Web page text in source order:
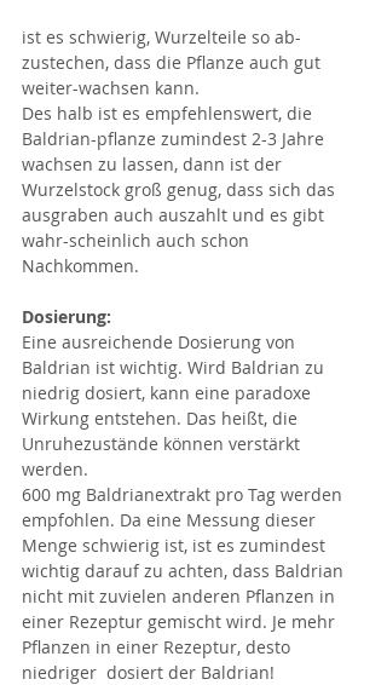
ist es schwierig, Wurzelteile so ab-
zustechen, dass die Pflanze auch gut
weiter-wachsen kann.
Des halb ist es empfehlenswert, die
Baldrian-pflanze zumindest 2-3 Jahre
wachsen zu lassen, dann ist der
Wurzelstock groß genug, dass sich das
ausgraben auch auszahlt und es gibt
wahr-scheinlich auch schon
Nachkommen.
Dosierung:
Eine ausreichende Dosierung von
Baldrian ist wichtig. Wird Baldrian zu
niedrig dosiert, kann eine paradoxe
Wirkung entstehen. Das heißt, die
Unruhezustände können verstärkt
werden.
600 mg Baldrianextrakt pro Tag werden
empfohlen. Da eine Messung dieser
Menge schwierig ist, ist es zumindest
wichtig darauf zu achten, dass Baldrian
nicht mit zuvielen anderen Pflanzen in
einer Rezeptur gemischt wird. Je mehr
Pflanzen in einer Rezeptur, desto
niedriger  dosiert der Baldrian!